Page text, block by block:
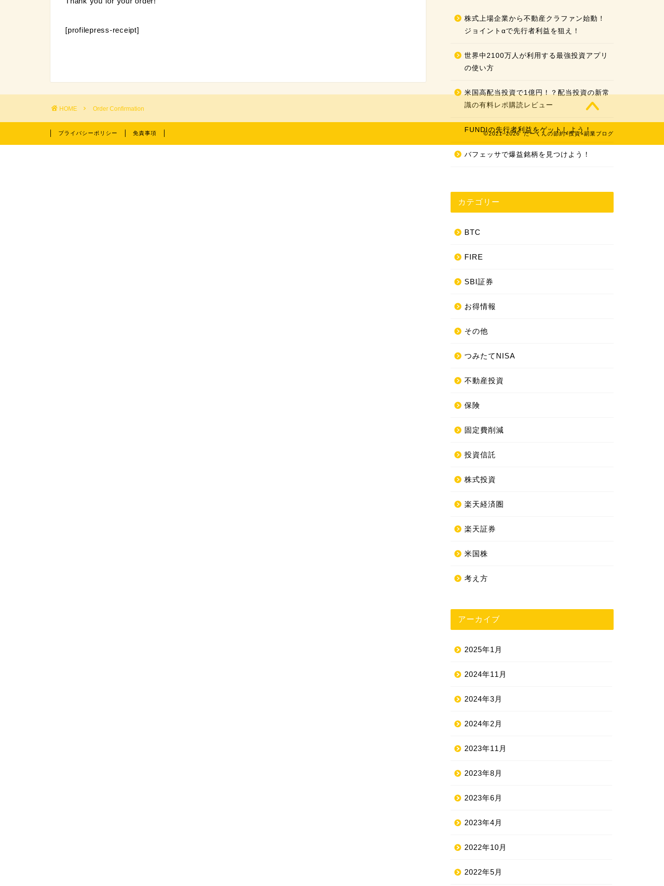
[profilepress-receipt]
株式上場企業から不動産クラファン始動！
ジョイントαで先行者利益を狙え！
世界中2100万人が利用する最強投資アプリ
の使い方
米国高配当投資で1億円！？配当投資の新常
識の有料レポ購読レビュー
FUNDIの先行者利益をゲットしよう！
バフェッサで爆益銘柄を見つけよう！
カテゴリー
BTC
FIRE
SBI証券
お得情報
その他
つみたてNISA
不動産投資
保険
固定費削減
投資信託
株式投資
楽天経済圏
楽天証券
米国株
考え方
アーカイブ
2025年1月
2024年11月
2024年3月
2024年2月
2023年11月
2023年8月
2023年6月
2023年4月
2022年10月
2022年5月
HOME Order Confirmation
プライバシーポリシー 免責事項 2021–2026 たーくんの節約×投資×副業ブログ